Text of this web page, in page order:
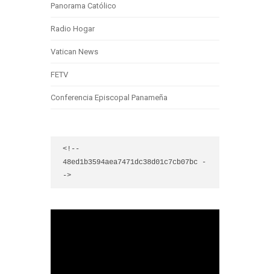
Panorama Católico
Radio Hogar
Vatican News
FETV
Conferencia Episcopal Panameña
<!--
48ed1b3594aea7471dc38d01c7cb07bc -
->